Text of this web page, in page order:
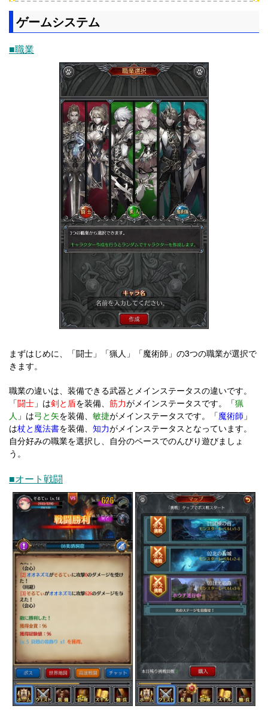
ゲームシステム
■職業
まずはじめに、「闘士」「猟人」「魔術師」の3つの職業が選択で
きます。
職業の違いは、装備できる武器とメインステータスの違いです。
「闘士 」は剣と盾を装備、 筋力がメインステータスです。「猟
人 」は弓と矢を装備、 敏捷がメインステータスです。「魔術師 」
は杖と魔法書を装備、 知力がメインステータスとなっています。
自分好みの職業を選択し、自分のペースでのんびり遊びましょ
う。
■オート戦闘